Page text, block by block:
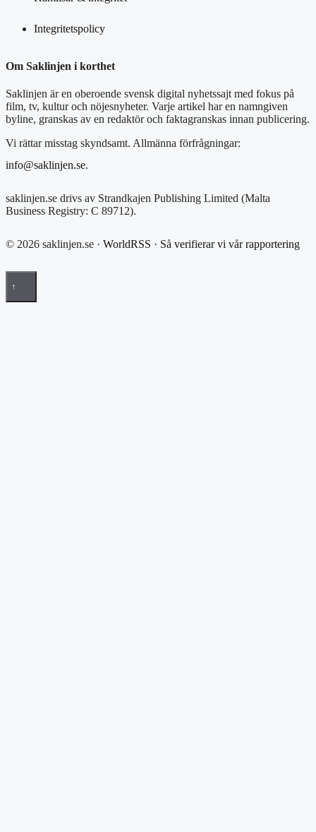
Integritetspolicy
Om Saklinjen i korthet
Saklinjen är en oberoende svensk digital nyhetssajt med fokus på
film, tv, kultur och nöjesnyheter. Varje artikel har en namngiven
byline, granskas av en redaktör och faktagranskas innan publicering.
Vi rättar misstag skyndsamt. Allmänna förfrågningar:
info@saklinjen.se.
saklinjen.se drivs av Strandkajen Publishing Limited (Malta
Business Registry: C 89712).
© 2026 saklinjen.se · WorldRSS · Så verifierar vi vår rapportering
↑